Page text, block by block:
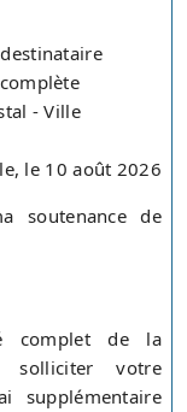
- Ville
le 10 août 2026
soutenance de
complet de la
votre
supplémentaire